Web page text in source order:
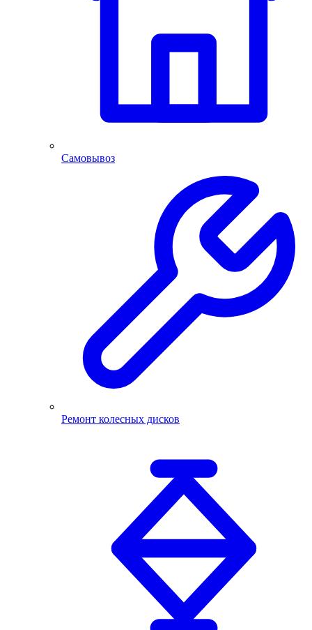
Самовывоз
Ремонт колесных дисков